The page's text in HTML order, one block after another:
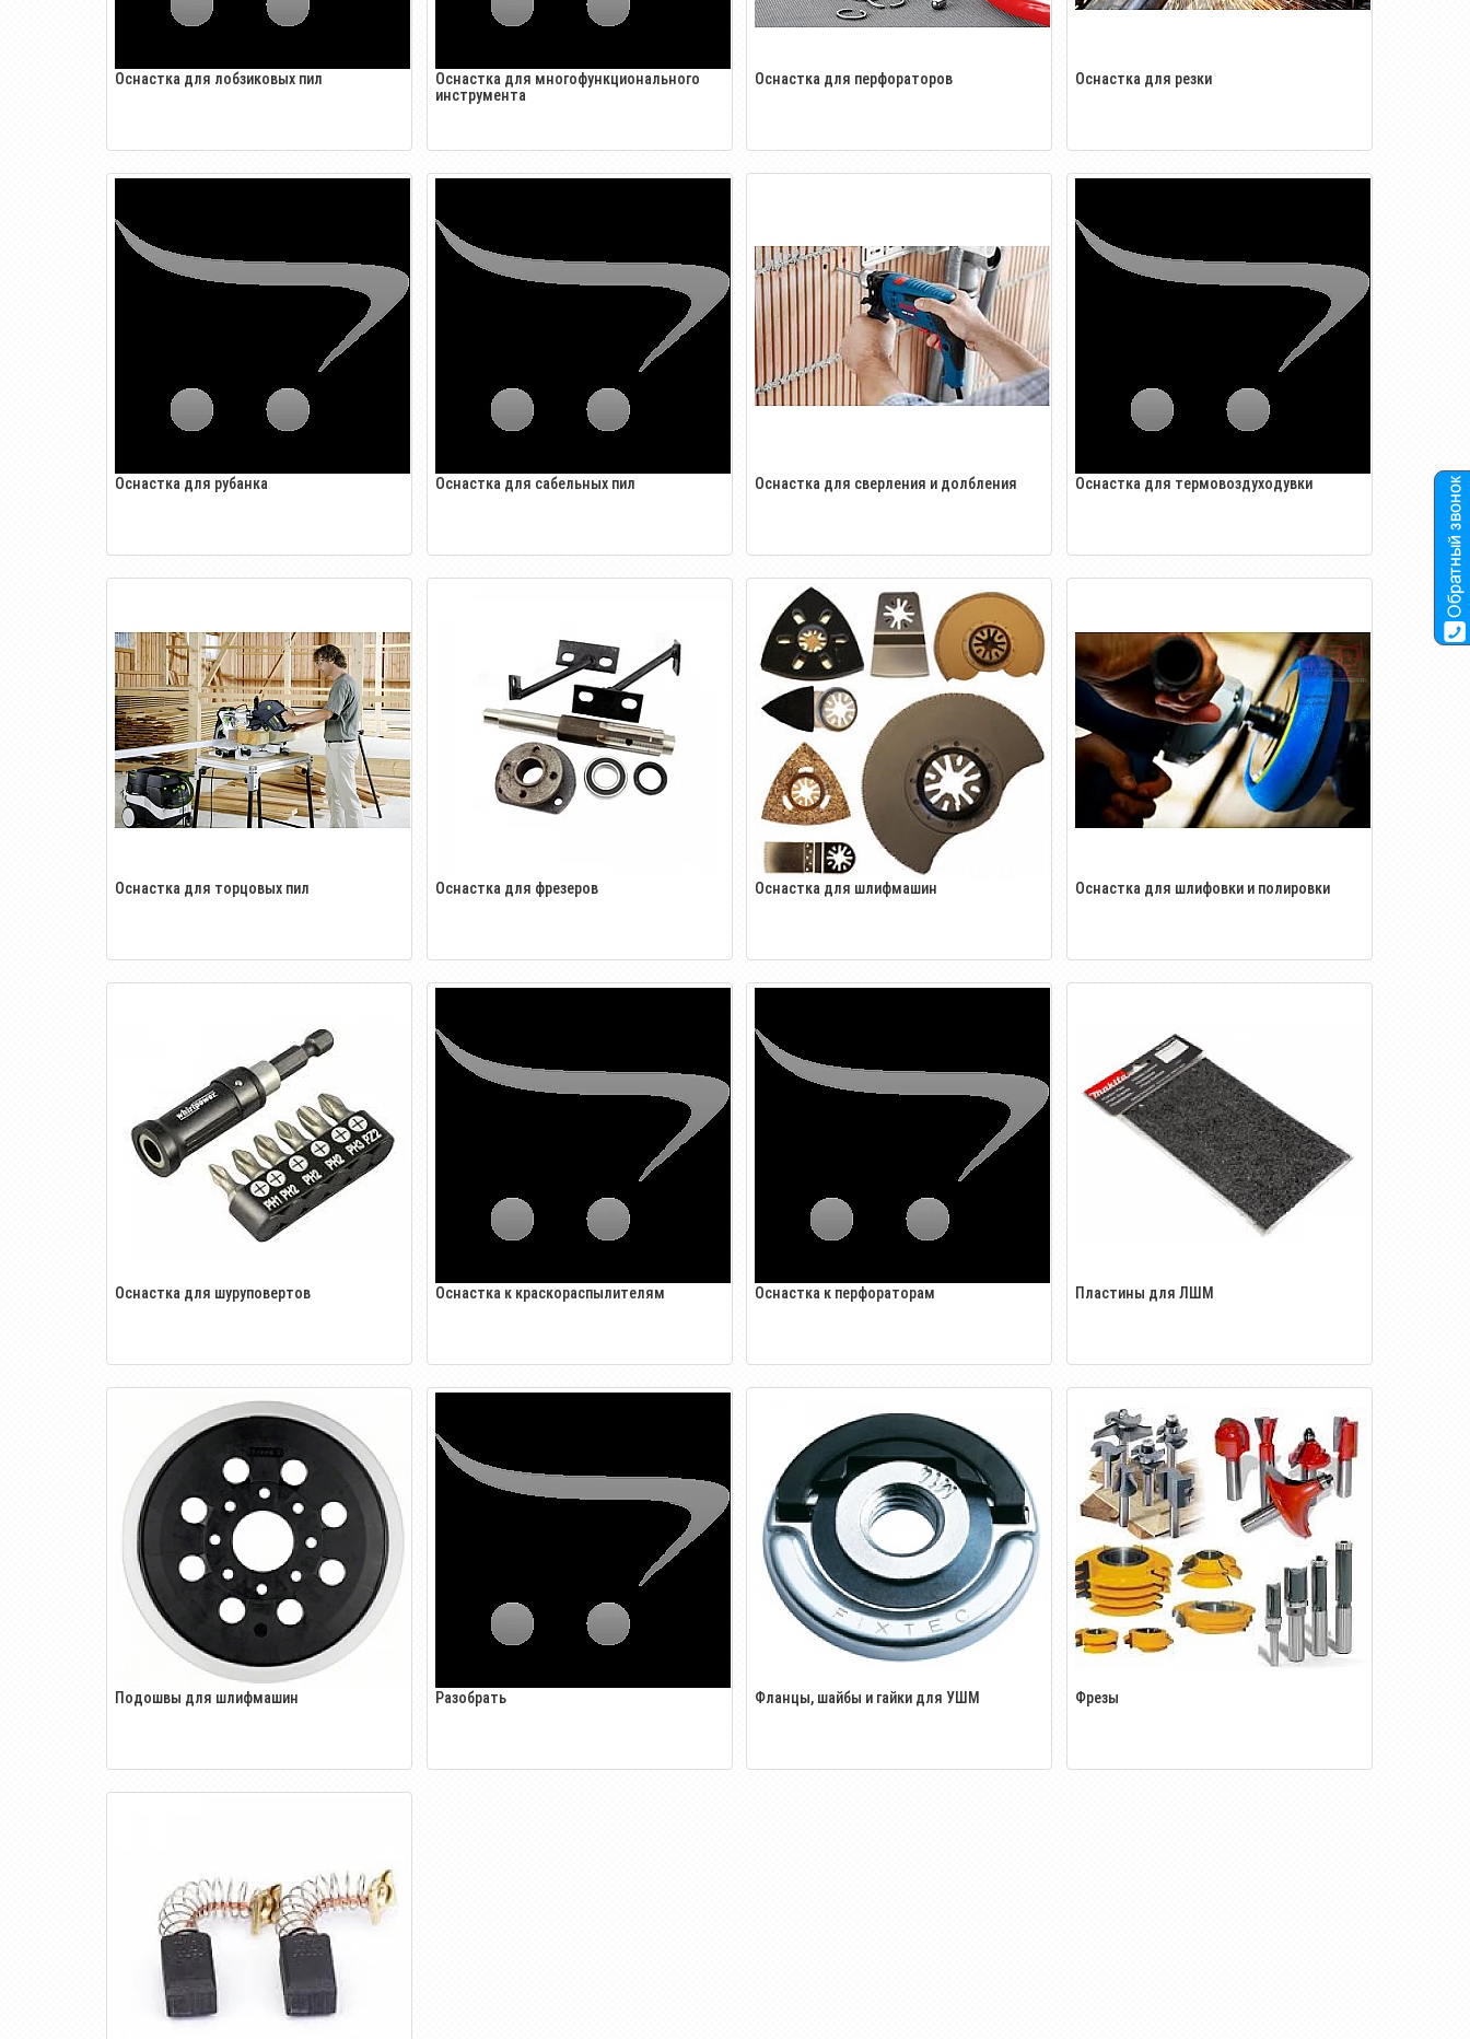
Оснастка для лобзиковых пил
Оснастка для многофункционального
инструмента
Оснастка для перфораторов Оснастка для резки
Оснастка для рубанка Оснастка для сабельных пил Оснастка для сверления и долбления Оснастка для термовоздуходувки
Оснастка для торцовых пил Оснастка для фрезеров Оснастка для шлифмашин Оснастка для шлифовки и полировки
Оснастка для шуруповертов Оснастка к краскораспылителям Оснастка к перфораторам Пластины для ЛШМ
Подошвы для шлифмашин Разобрать Фланцы, шайбы и гайки для УШМ Фрезы